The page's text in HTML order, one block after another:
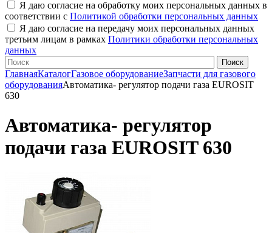
Я даю согласие на обработку моих персональных данных в
соответствии с Политикой обработки персональных данных
Я даю согласие на передачу моих персональных данных
третьим лицам в рамках Политики обработки персональных
данных
ГлавнаяКаталогГазовое оборудованиеЗапчасти для газового
оборудованияАвтоматика- регулятор подачи газа EUROSIT
630
Автоматика- регулятор
подачи газа EUROSIT 630